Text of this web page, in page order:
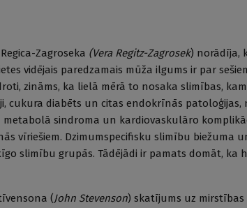
Zagroseka (Vera Regitz-Zagrosek) norādīja,
vidējais paredzamais mūža ilgums ir par
zināms, ka lielā mērā to nosaka slimības,
cukura diabēts un citas endokrīnās patoloģijas,
sindroma un kardiovaskulāro
vīriešiem. Dzimumspecifisku slimību biežuma
slimību grupās. Tādējādi ir pamats domāt, ka
(John Stevenson) skatījums uz mirstības